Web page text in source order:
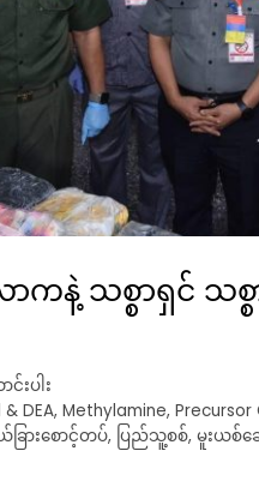
ာကနဲ့ သစ္စာရှင် သ
င်းပါး
DEA, Methylamine, Precursor
ခြားစောင့်တပ်, ပြည်သူ့စစ်, မူးယစ်ဆ